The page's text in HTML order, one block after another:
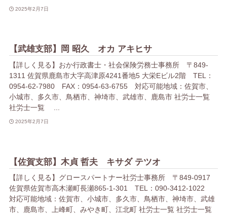
2025年2月7日
【武雄支部】岡 昭久 オカ アキヒサ
【詳しく見る】おか行政書士・社会保険労務士事務所 〒849-
1311 佐賀県鹿島市大字高津原4241番地5 大栄Eビル2階 TEL：
0954-62-7980 FAX：0954-63-6755 対応可能地域：佐賀市、
小城市、多久市、鳥栖市、神埼市、武雄市、鹿島市 社労士一覧
社労士一覧 ...
2025年2月7日
【佐賀支部】木貞 哲夫 キサダ テツオ
【詳しく見る】グロースパートナー社労士事務所 〒849-0917
佐賀県佐賀市高木瀬町長瀬865-1-301 TEL：090-3412-1022
対応可能地域：佐賀市、小城市、多久市、鳥栖市、神埼市、武雄
市、鹿島市、上峰町、みやき町、江北町 社労士一覧 社労士一覧